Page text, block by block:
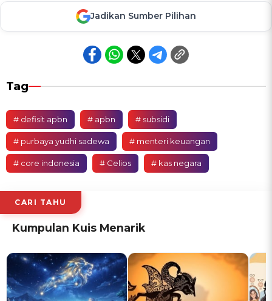
Jadikan Sumber Pilihan
Tag
# defisit apbn # apbn # subsidi
# purbaya yudhi sadewa # menteri keuangan
# core indonesia # Celios # kas negara
CARI TAHU
Kumpulan Kuis Menarik